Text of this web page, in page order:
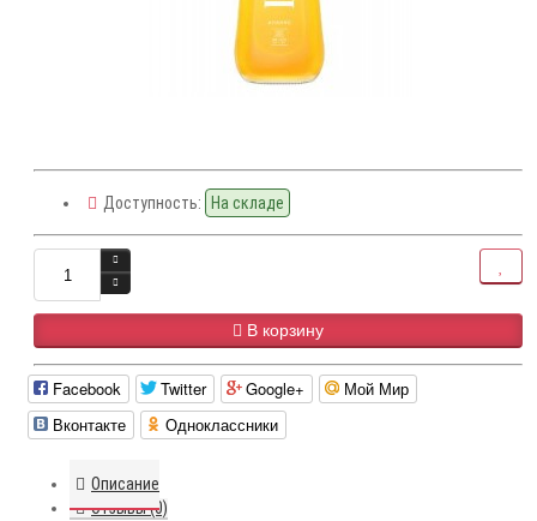
Доступность: На складе
В корзину
Facebook Twitter Google+
Мой Мир
Вконтакте
Одноклассники
Описание
Отзывы (0)